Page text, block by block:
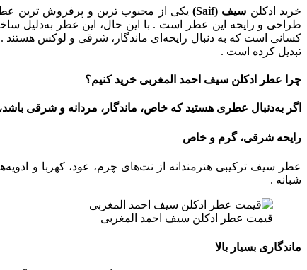
خرید ادکلن سیف (Saif)
یکی از محبوب‌ ترین و پرفروش‌ ترین
طراحی و رایحه این عطر است . با این حال، این عطر به‌دلیل
کسانی است که به دنبال رایحه‌ای ماندگار، شرقی و لوکس
تبدیل کرده است .
چرا عطر ادکلن سیف احمد المغربی خرید کنیم؟
اگر به‌دنبال عطری هستید که خاص، ماندگار، مردانه و شرقی
رایحه شرقی، گرم و خاص
عطر سیف ترکیبی هنرمندانه از نت‌های چرم، عود، کهربا و
شبانه .
قیمت عطر ادکلن سیف احمد المغربی
ماندگاری بسیار بالا